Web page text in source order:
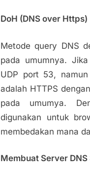
DoH (DNS over Https)
Metode query DNS
pada umumnya.
UDP port 53,
adalah HTTPS
pada umumya.
digunakan untuk
membedakan mana
Membuat Server DNS